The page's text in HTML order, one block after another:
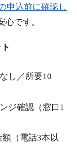
申込前に確認し
です。
し／所要10
ジ確認（窓口1
（電話3本以